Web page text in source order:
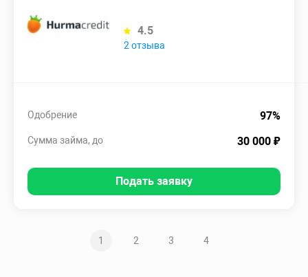
4.5
2 отзыва
97%
Одобрение
30 000 ₽
Сумма займа, до
Подать заявку
1 2 3 4